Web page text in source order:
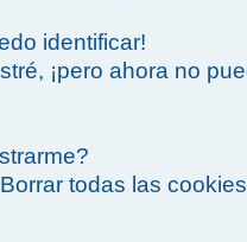
identificar!
¡pero ahora no
todas las